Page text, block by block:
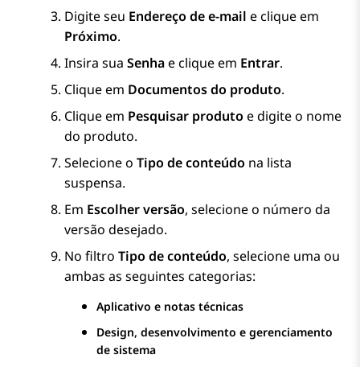
Digite seu Endereço de e-mail e clique em
Próximo.
Insira sua Senhae clique em Entrar.
Clique em Documentos do produto.
Clique em Pesquisar produto e digite o nome
do produto.
Selecione o Tipo de conteúdo na lista
suspensa.
Em Escolher versão, selecione o número da
versão desejado.
No filtro Tipo de conteúdo, selecione uma ou
ambas as seguintes categorias:
Aplicativo e notas técnicas
Design, desenvolvimento e gerenciamento
de sistema